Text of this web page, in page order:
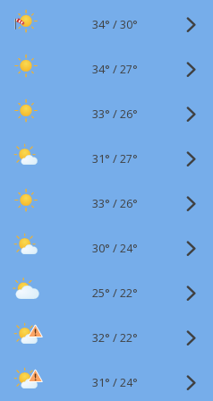
34° /30°
34° /27°
33° /26°
31° /27°
33° /26°
30° /24°
25° /22°
32° /22°
31° /24°